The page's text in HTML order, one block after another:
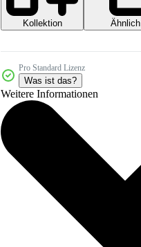
Kollektion
Ähnlich
Pro Standard Lizenz
Was ist das?
Weitere Informationen